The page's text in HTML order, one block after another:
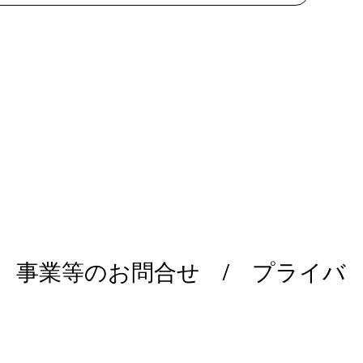
事業等のお問合せ / プライバ